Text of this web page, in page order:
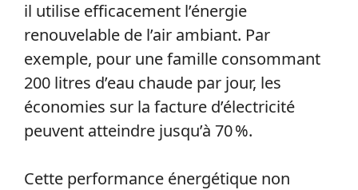
il utilise efficacement l’énergie
renouvelable de l’air ambiant. Par
exemple, pour une famille consommant
200 litres d’eau chaude par jour, les
économies sur la facture d’électricité
peuvent atteindre jusqu’à 70 %.
Cette performance énergétique non